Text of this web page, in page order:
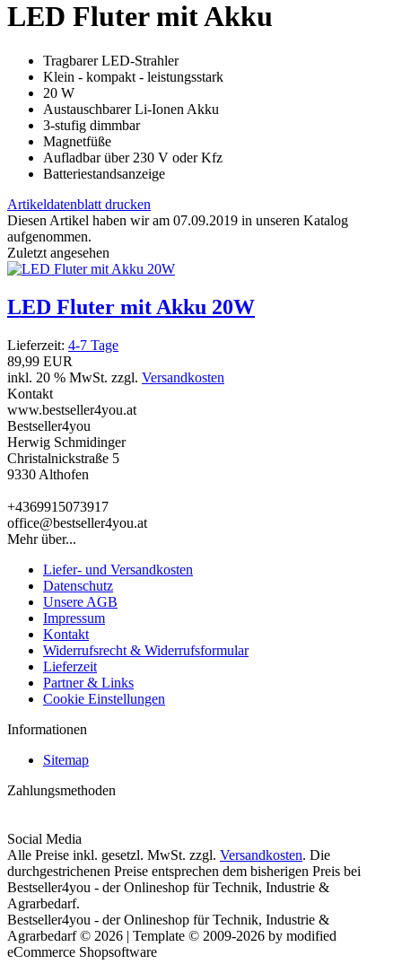
LED Fluter mit Akku
Tragbarer LED-Strahler
Klein - kompakt - leistungsstark
20 W
Austauschbarer Li-Ionen Akku
3-stufig dimmbar
Magnetfüße
Aufladbar über 230 V oder Kfz
Batteriestandsanzeige
Artikeldatenblatt drucken
Diesen Artikel haben wir am 07.09.2019 in unseren Katalog
aufgenommen.
Zuletzt angesehen
LED Fluter mit Akku 20W
Lieferzeit: 4-7 Tage
89,99 EUR
inkl. 20 % MwSt. zzgl. Versandkosten
Kontakt
www.bestseller4you.at
Bestseller4you
Herwig Schmidinger
Christalnickstraße 5
9330 Althofen
+4369915073917
office@bestseller4you.at
Mehr über...
Liefer- und Versandkosten
Datenschutz
Unsere AGB
Impressum
Kontakt
Widerrufsrecht & Widerrufsformular
Lieferzeit
Partner & Links
Cookie Einstellungen
Informationen
Sitemap
Zahlungsmethoden
Social Media
Alle Preise inkl. gesetzl. MwSt. zzgl. Versandkosten. Die
durchgestrichenen Preise entsprechen dem bisherigen Preis bei
Bestseller4you - der Onlineshop für Technik, Industrie &
Agrarbedarf.
Bestseller4you - der Onlineshop für Technik, Industrie &
Agrarbedarf © 2026 | Template © 2009-2026 by modified
eCommerce Shopsoftware